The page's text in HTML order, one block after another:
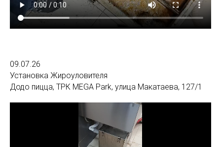
09.07.26
Установка Жироуловителя
Додо пицца, ТРК MEGA Park, улица Макатаева, 127/1